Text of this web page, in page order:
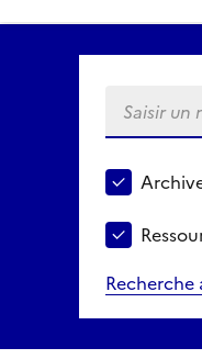
Choisir le
Recherche